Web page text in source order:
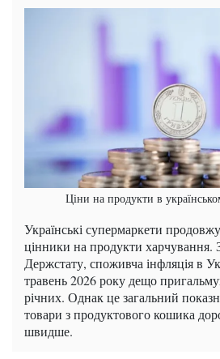
Ціни на продукти в
Українські супермаркети
цінники на продукти харчування.
Держстату, споживча інфляція в
травень 2026 року дещо
річних. Однак це загальний
товари з продуктового кошика
швидше.